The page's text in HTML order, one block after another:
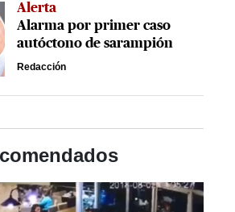
Alerta
Alarma por primer caso
autóctono de sarampión
Redacción